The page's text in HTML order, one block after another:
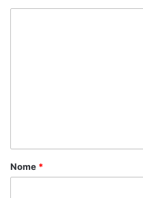
rNome *